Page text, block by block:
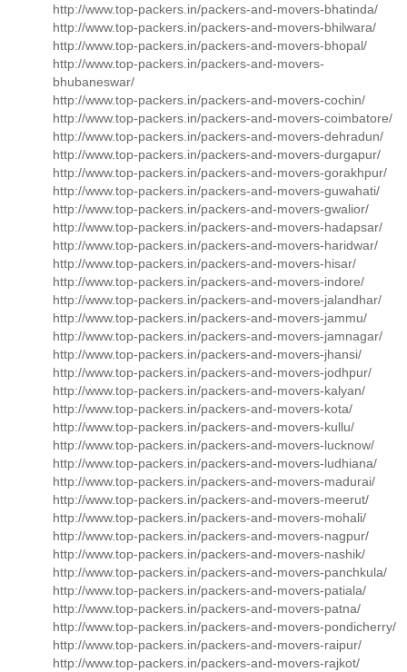
http://www.top-packers.in/packers-and-movers-bhatinda/
http://www.top-packers.in/packers-and-movers-bhilwara/
http://www.top-packers.in/packers-and-movers-bhopal/
http://www.top-packers.in/packers-and-movers-
bhubaneswar/
http://www.top-packers.in/packers-and-movers-cochin/
http://www.top-packers.in/packers-and-movers-coimbatore/
http://www.top-packers.in/packers-and-movers-dehradun/
http://www.top-packers.in/packers-and-movers-durgapur/
http://www.top-packers.in/packers-and-movers-gorakhpur/
http://www.top-packers.in/packers-and-movers-guwahati/
http://www.top-packers.in/packers-and-movers-gwalior/
http://www.top-packers.in/packers-and-movers-hadapsar/
http://www.top-packers.in/packers-and-movers-haridwar/
http://www.top-packers.in/packers-and-movers-hisar/
http://www.top-packers.in/packers-and-movers-indore/
http://www.top-packers.in/packers-and-movers-jalandhar/
http://www.top-packers.in/packers-and-movers-jammu/
http://www.top-packers.in/packers-and-movers-jamnagar/
http://www.top-packers.in/packers-and-movers-jhansi/
http://www.top-packers.in/packers-and-movers-jodhpur/
http://www.top-packers.in/packers-and-movers-kalyan/
http://www.top-packers.in/packers-and-movers-kota/
http://www.top-packers.in/packers-and-movers-kullu/
http://www.top-packers.in/packers-and-movers-lucknow/
http://www.top-packers.in/packers-and-movers-ludhiana/
http://www.top-packers.in/packers-and-movers-madurai/
http://www.top-packers.in/packers-and-movers-meerut/
http://www.top-packers.in/packers-and-movers-mohali/
http://www.top-packers.in/packers-and-movers-nagpur/
http://www.top-packers.in/packers-and-movers-nashik/
http://www.top-packers.in/packers-and-movers-panchkula/
http://www.top-packers.in/packers-and-movers-patiala/
http://www.top-packers.in/packers-and-movers-patna/
http://www.top-packers.in/packers-and-movers-pondicherry/
http://www.top-packers.in/packers-and-movers-raipur/
http://www.top-packers.in/packers-and-movers-rajkot/